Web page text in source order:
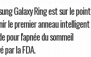
Galaxy Ring est sur le point
le premier anneau intelligent
pour l'apnée du sommeil
par la FDA.